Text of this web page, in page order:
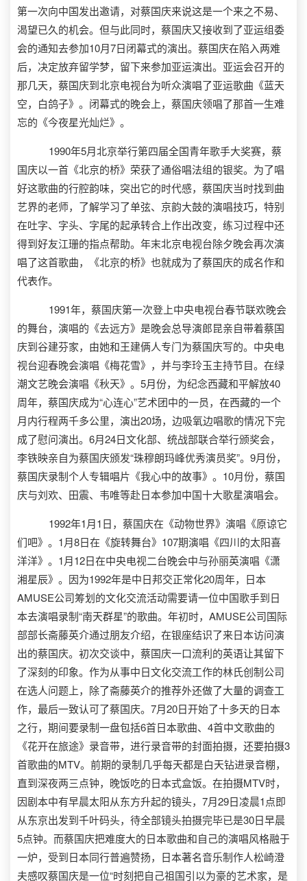
第一次向中国发出邀请，对蔡国庆来说这是一个来之不易、
渴望已久的机会。但与此同时，蔡国庆又接收到了亚运组委
会的通知去参加10月7日闭幕式的演出。蔡国庆在陷入两难
后，决定放弃留学梦，留下来参加亚运演出。亚运会召开的
那几天，蔡国庆到北京电视台为听众演唱了亚运歌曲《蓝天
空，白鸽子》。闭幕式的晚会上，蔡国庆领唱了那首一生难
忘的《今夜星光灿烂》。
1990年5月北京举行第四届全国青年歌手大奖赛，蔡
国庆以一首《北京的桥》荣获了通俗唱法组的银奖。为了唱
好这歌曲的行腔韵味，突出它的时代感，蔡国庆当时找到曲
艺界的老师，了解学习了单弦、京韵大鼓的演唱技巧，特别
在吐字、字头、字尾的起承转合上作出改变，练习过程中还
得到好友江珊的指点帮助。年末北京电视台除夕晚会再次演
唱了这首歌曲，《北京的桥》也就成为了蔡国庆的成名作和
代表作。
1991年，蔡国庆第一次登上中央电视台春节联欢晚会
的舞台，演唱的《去远方》是晚会总导演郎昆亲自带着蔡国
庆到谷建芬家，由她和王建俩人专门为蔡国庆写的。中央电
视台迎春晚会演唱《梅花雪》，并与李玲玉主持节目。在绿
潮文艺晚会演唱《秋天》。5月份，为纪念西藏和平解放40
周年，蔡国庆成为“心连心”艺术团中的一员，在西藏的一个
月内行程两千多公里，演出20场，边吸氧边唱歌的情况下完
成了慰问演出。6月24日文化部、统战部联合举行颁奖会，
李铁映亲自为蔡国庆颁发“珠穆朗玛峰优秀演员奖”。9月份，
蔡国庆录制个人专辑唱片《我心中的故事》。10月份，蔡国
庆与刘欢、田震、韦唯等赴日本参加中国十大歌星演唱会。
1992年1月1日，蔡国庆在《动物世界》演唱《原谅它
们吧》。1月8日在《旋转舞台》107期演唱《四川的太阳喜
洋洋》。1月12日在中央电视二台晚会中与孙丽英演唱《潇
湘星辰》。因为1992年是中日邦交正常化20周年，日本
AMUSE公司筹划的文化交流活动需要请一位中国歌手到日
本去演唱录制“南天群星”的歌曲。年初时，AMUSE公司国际
部部长斋藤英介通过朋友介绍，在银座结识了来日本访问演
出的蔡国庆。初次交谈中，蔡国庆一口流利的英语让其留下
了深刻的印象。作为从事中日文化交流工作的林氏创制公司
在选人问题上，除了斋藤英介的推荐外还做了大量的调查工
作，最后一致认可了蔡国庆。7月20日开始了十多天的日本
之行，期间要录制一盘包括6首日本歌曲、4首中文歌曲的
《花开在旅途》录音带，进行录音带的封面拍摄，还要拍摄3
首歌曲的MTV。前期的录制几乎每天都是白天钻进录音棚，
直到深夜两三点钟，晚饭吃的日本式盒饭。在拍摄MTV时，
因剧本中有早晨太阳从东方升起的镜头，7月29日凌晨1点即
从东京出发到千叶码头，待全部镜头拍摄完毕已是30日早晨
5点钟。而蔡国庆把难度大的日本歌曲和自己的演唱风格融于
一炉，受到日本同行普遍赞扬，日本著名音乐制作人松崎澄
夫感叹蔡国庆是一位“时刻把自己祖国引以为豪的艺术家，是